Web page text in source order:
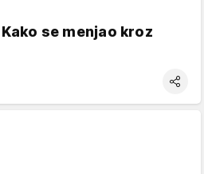
se menjao kroz